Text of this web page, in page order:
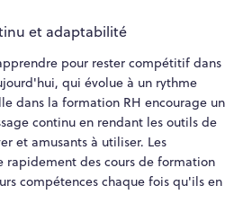
et adaptabilité
pour rester compétitif dans
qui évolue à un rythme
dans la formation RH encourage un
continu en rendant les outils de
et amusants à utiliser. Les
rapidement des cours de formation
compétences chaque fois qu'ils en